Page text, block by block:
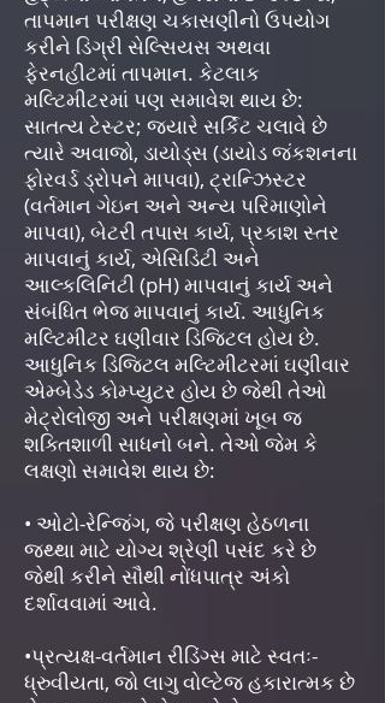
તાપમાન પરીક્ષણ ચકાસણીનો ઉપયોગ
કરીને ડિગ્રી સેલ્સિયસ અથવા
ફેરનહીટમાં તાપમાન. કેટલાક
મલ્ટિમીટરમાં પણ સમાવેશ થાય છે:
સાતત્ય ટેસ્ટર; જ્યારે સર્કિટ ચલાવે છે
ત્યારે અવાજો, ડાયોડ્સ (ડાયોડ જંકશનના
ફોરવર્ડ ડ્રોપને માપવા), ટ્રાન્ઝિસ્ટર
(વર્તમાન ગેઇન અને અન્ય પરિમાણોને
માપવા), બેટરી તપાસ કાર્ય, પ્રકાશ સ્તર
માપવાનું કાર્ય, એસિડિટી અને
આલ્કલિનિટી (pH) માપવાનું કાર્ય અને
સંબંધિત ભેજ માપવાનું કાર્ય. આધુનિક
મલ્ટિમીટર ઘણીવાર ડિજિટલ હોય છે.
આધુનિક ડિજિટલ મલ્ટિમીટરમાં ઘણીવાર
એમ્બેડેડ કોમ્પ્યુટર હોય છે જેથી તેઓ
મેટ્રોલોજી અને પરીક્ષણમાં ખૂબ જ
શક્તિશાળી સાધનો બને. તેઓ જેમ કે
લક્ષણો સમાવેશ થાય છે:
• ઓટો-રેન્જિંગ, જે પરીક્ષણ હેઠળના
જથ્થા માટે યોગ્ય શ્રેણી પસંદ કરે છે
જેથી કરીને સૌથી નોંધપાત્ર અંકો
દર્શાવવામાં આવે.
•પ્રત્યક્ષ-વર્તમાન રીડિંગ્સ માટે સ્વતઃ-
ધ્રુવીયતા, જો લાગુ વોલ્ટેજ હકારાત્મક છે